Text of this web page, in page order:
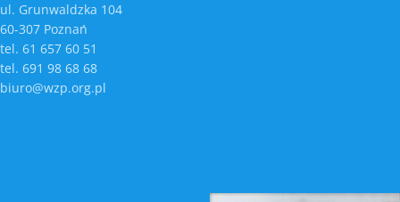
ul. Grunwaldzka 104
60-307 Poznań
tel. 61 657 60 51
tel. 691 98 68 68
biuro@wzp.org.pl